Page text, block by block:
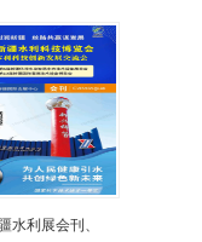
水利展会刊、